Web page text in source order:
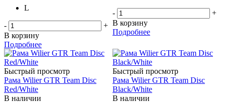
L
-
+
В корзину
Подробнее
-
+
В корзину
Подробнее
Быстрый просмотр
Рама Wilier GTR Team Disc
Red/White
В наличии
Быстрый просмотр
Рама Wilier GTR Team Disc
Black/White
В наличии